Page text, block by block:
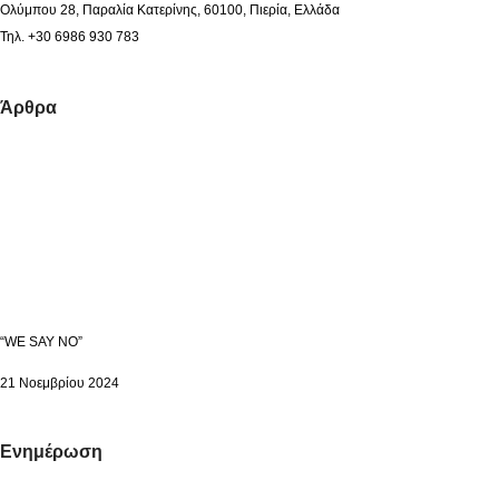
Ολύμπου 28, Παραλία Κατερίνης, 60100, Πιερία, Ελλάδα
Τηλ. +30 6986 930 783
Άρθρα
“WE SAY NO”
21 Νοεμβρίου 2024
Ενημέρωση